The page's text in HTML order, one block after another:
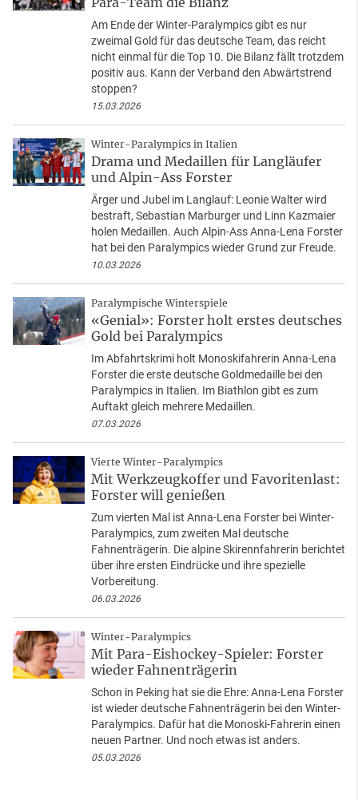
Am Ende der Winter-Paralympics gibt es nur
zweimal Gold für das deutsche Team, das reicht
nicht einmal für die Top 10. Die Bilanz fällt trotzdem
positiv aus. Kann der Verband den Abwärtstrend
stoppen?
15.03.2026
Winter-Paralympics in Italien
Drama und Medaillen für Langläufer
und Alpin-Ass Forster
Ärger und Jubel im Langlauf: Leonie Walter wird
bestraft, Sebastian Marburger und Linn Kazmaier
holen Medaillen. Auch Alpin-Ass Anna-Lena Forster
hat bei den Paralympics wieder Grund zur Freude.
10.03.2026
Paralympische Winterspiele
«Genial»: Forster holt erstes deutsches
Gold bei Paralympics
Im Abfahrtskrimi holt Monoskifahrerin Anna-Lena
Forster die erste deutsche Goldmedaille bei den
Paralympics in Italien. Im Biathlon gibt es zum
Auftakt gleich mehrere Medaillen.
07.03.2026
Vierte Winter-Paralympics
Mit Werkzeugkoffer und Favoritenlast:
Forster will genießen
Zum vierten Mal ist Anna-Lena Forster bei Winter-
Paralympics, zum zweiten Mal deutsche
Fahnenträgerin. Die alpine Skirennfahrerin berichtet
über ihre ersten Eindrücke und ihre spezielle
Vorbereitung.
06.03.2026
Winter-Paralympics
Mit Para-Eishockey-Spieler: Forster
wieder Fahnenträgerin
Schon in Peking hat sie die Ehre: Anna-Lena Forster
ist wieder deutsche Fahnenträgerin bei den Winter-
Paralympics. Dafür hat die Monoski-Fahrerin einen
neuen Partner. Und noch etwas ist anders.
05.03.2026